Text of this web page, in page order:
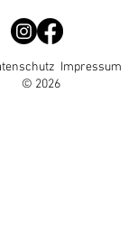
Impressum
© 2026